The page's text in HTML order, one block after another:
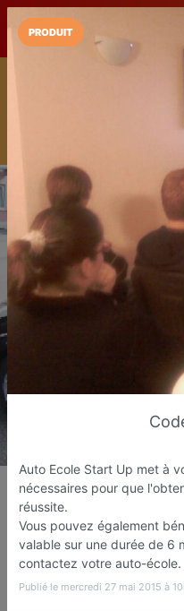
LaCarte
Installez
Téléchargez
commerces
Auto
Mulhouse
Favori
PRODUIT
Auto Ecole Start Up met à
nécessaires pour que
réussite.
Vous pouvez également
valable sur une durée de 6
contactez votre auto-école.
Publié le mercredi 27 mai 2015 à